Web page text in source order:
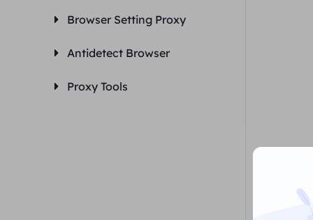
Browser Setting Proxy
Antidetect Browser
Proxy Tools